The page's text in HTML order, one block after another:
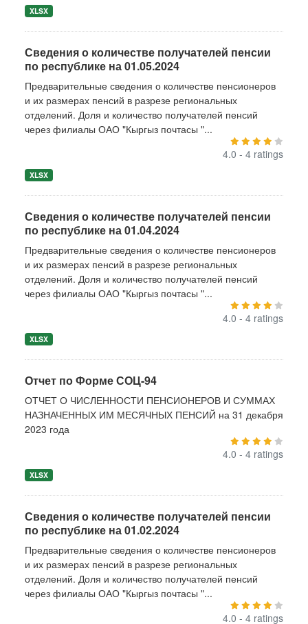
XLSX
Сведения о количестве получателей пенсии
по республике на 01.05.2024
Предварительные сведения о количестве пенсионеров
и их размерах пенсий в разрезе региональных
отделений. Доля и количество получателей пенсий
через филиалы ОАО "Кыргыз почтасы "...
4.0 - 4 ratings
XLSX
Сведения о количестве получателей пенсии
по республике на 01.04.2024
Предварительные сведения о количестве пенсионеров
и их размерах пенсий в разрезе региональных
отделений. Доля и количество получателей пенсий
через филиалы ОАО "Кыргыз почтасы "...
4.0 - 4 ratings
XLSX
Отчет по Форме СОЦ-94
ОТЧЕТ О ЧИСЛЕННОСТИ ПЕНСИОНЕРОВ И СУММАХ
НАЗНАЧЕННЫХ ИМ МЕСЯЧНЫХ ПЕНСИЙ на 31 декабря
2023 года
4.0 - 4 ratings
XLSX
Сведения о количестве получателей пенсии
по республике на 01.02.2024
Предварительные сведения о количестве пенсионеров
и их размерах пенсий в разрезе региональных
отделений. Доля и количество получателей пенсий
через филиалы ОАО "Кыргыз почтасы "...
4.0 - 4 ratings